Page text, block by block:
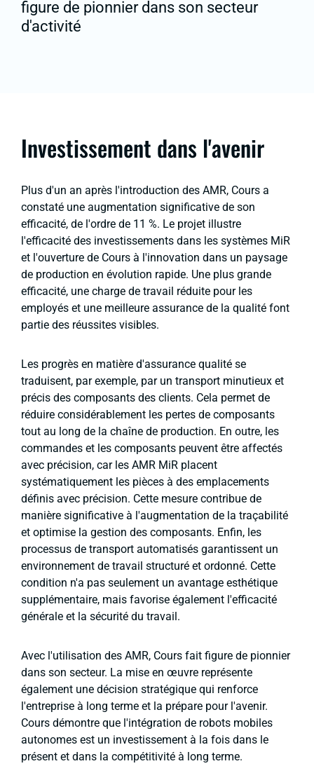
figure de pionnier dans son secteur
d'activité
Investissement dans l'avenir
Plus d'un an après l'introduction des AMR, Cours a
constaté une augmentation significative de son
efficacité, de l'ordre de 11 %. Le projet illustre
l'efficacité des investissements dans les systèmes MiR
et l'ouverture de Cours à l'innovation dans un paysage
de production en évolution rapide. Une plus grande
efficacité, une charge de travail réduite pour les
employés et une meilleure assurance de la qualité font
partie des réussites visibles.
Les progrès en matière d'assurance qualité se
traduisent, par exemple, par un transport minutieux et
précis des composants des clients. Cela permet de
réduire considérablement les pertes de composants
tout au long de la chaîne de production. En outre, les
commandes et les composants peuvent être affectés
avec précision, car les AMR MiR placent
systématiquement les pièces à des emplacements
définis avec précision. Cette mesure contribue de
manière significative à l'augmentation de la traçabilité
et optimise la gestion des composants. Enfin, les
processus de transport automatisés garantissent un
environnement de travail structuré et ordonné. Cette
condition n'a pas seulement un avantage esthétique
supplémentaire, mais favorise également l'efficacité
générale et la sécurité du travail.
Avec l'utilisation des AMR, Cours fait figure de pionnier
dans son secteur. La mise en œuvre représente
également une décision stratégique qui renforce
l'entreprise à long terme et la prépare pour l'avenir.
Cours démontre que l'intégration de robots mobiles
autonomes est un investissement à la fois dans le
présent et dans la compétitivité à long terme.